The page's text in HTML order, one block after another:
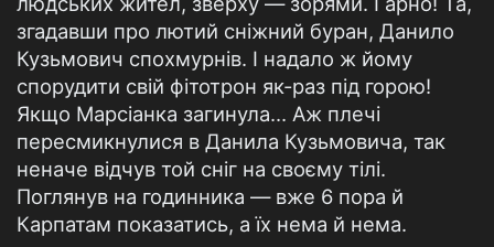
згадавши про лютий сніжний буран, Данило
Кузьмович спохмурнів. І надало ж йому
спорудити свій фітотрон як-раз під горою!
Якщо Марсіанка загинула… Аж плечі
пересмикнулися в Данила Кузьмовича, так
неначе відчув той сніг на своєму тілі.
Поглянув на годинника — вже 6 пора й
Карпатам показатись, а їх нема й нема.